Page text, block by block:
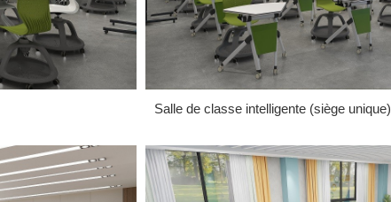
Salle de classe intelligente (siège unique)